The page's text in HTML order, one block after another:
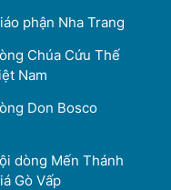
phận Nha Trang
Chúa Cứu Thế
Nam
Don Bosco
dòng Mến Thánh
Gò Vấp